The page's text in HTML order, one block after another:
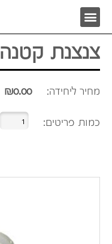
צנצנת קטנה
מחיר ליחידה: ₪0.00